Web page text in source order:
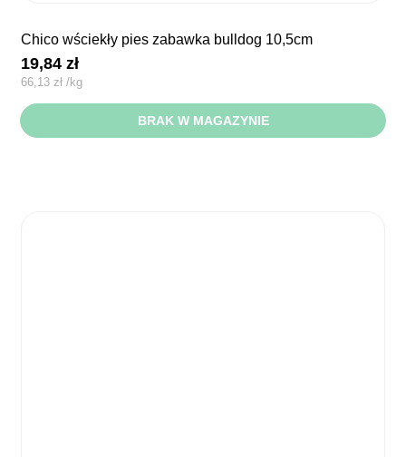
chico wściekły pies zabawka bulldog 10,5cm
19,84zł
66,13zł /kg
BRAK W MAGAZYNIE